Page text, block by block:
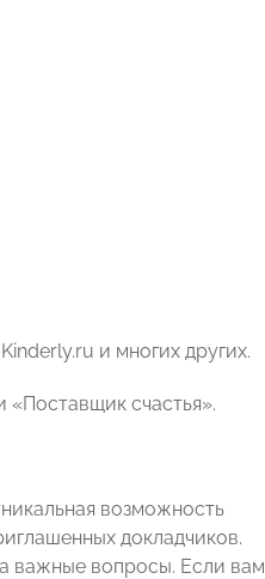
и многих других.
счастья».
возможность
докладчиков.
важные вопросы. Если вам